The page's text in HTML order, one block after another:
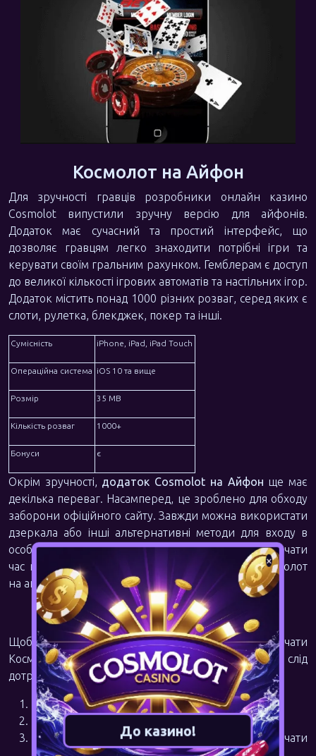
Космолот на Айфон
Для зручності гравців розробники онлайн казино
Cosmolot випустили зручну версію для айфонів.
Додаток має сучасний та простий інтерфейс, що
дозволяє гравцям легко знаходити потрібні ігри та
керувати своїм гральним рахунком. Гемблерам є доступ
до великої кількості ігрових автоматів та настільних ігор.
Додаток містить понад 1000 різних розваг, серед яких є
слоти, рулетка, блекджек, покер та інші.
Сумісність iPhone, iPad, iPad Touch
Операційна система iOS 10 та вище
Розмір 35 МВ
Кількість розваг 1000+
Бонуси є
Окрім зручності, додаток Cosmolot на Айфон ще має
декілька переваг. Насамперед, це зроблено для обходу
заборони офіційного сайту. Завжди можна використати
дзеркала або інші альтернативні методи для входу в
особистий кабінет. Однак не всі гравці хочуть витрачати
час на пошук правильного посилання. Тому Космолот
на айфон стане в нагоді.
Як Космолот скачати на Айфон
Щоб грати в казино на iPhone, потрібно скачати
Космолот мобільний додаток. Для цього слід
дотримуватися наступних кроків:
Відкрити App Store на iPhone.
Ввести "Космолот" у пошукову строку.
Натиснути кнопку "Завантажити", щоб скачати
×
До казино!